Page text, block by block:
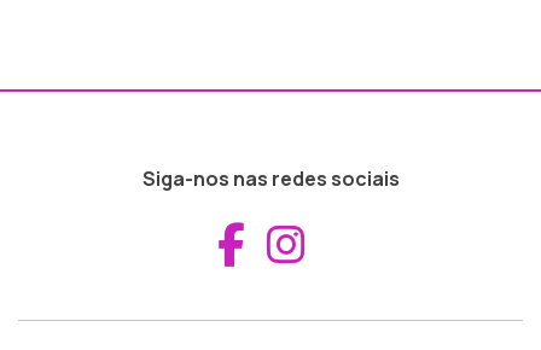
Siga-nos nas redes sociais
Aceder ao